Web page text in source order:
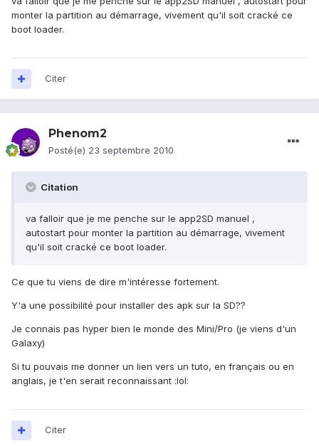
monter la partition au démarrage, vivement qu'il soit cracké ce
boot loader.
Citer
Phenom2
Posté(e) 23 septembre 2010
Citation
va falloir que je me penche sur le app2SD manuel ,
autostart pour monter la partition au démarrage, vivement
qu'il soit cracké ce boot loader.
Ce que tu viens de dire m'intéresse fortement.
Y'a une possibilité pour installer des apk sur la SD??
Je connais pas hyper bien le monde des Mini/Pro (je viens d'un
Galaxy)
Si tu pouvais me donner un lien vers un tuto, en français ou en
anglais, je t'en serait reconnaissant :lol:
Citer